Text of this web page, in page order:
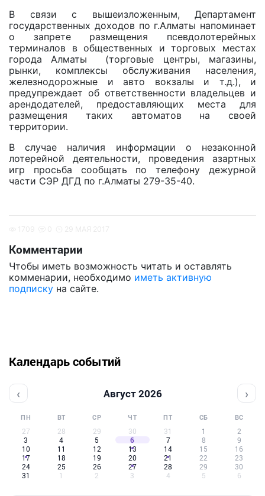
В связи с вышеизложенным, Департамент
государственных доходов по г.Алматы напоминает
о запрете размещения псевдолотерейных
терминалов в общественных и торговых местах
города Алматы (торговые центры, магазины,
рынки, комплексы обслуживания населения,
железнодорожные и авто вокзалы и т.д.), и
предупреждает об ответственности владельцев и
арендодателей, предоставляющих места для
размещения таких автоматов на своей
территории.
В случае наличия информации о незаконной
лотерейной деятельности, проведения азартных
игр просьба сообщать по телефону дежурной
части СЭР ДГД по г.Алматы 279-35-40.
Комментарии
Чтобы иметь возможность читать и оставлять
комменарии, необходимо иметь активную
подписку на сайте.
Календарь событий
‹ Август 2026 ›
ПН ВТ СР ЧТ ПТ СБ ВС
27 28 29 30 31 1
2
3
4 5 6 7 8
9
10
11 12 13 14 15
16
17
18 19 20 21 22
23
24
25 26 27 28 29
30
31
1 2 3 4 5 6